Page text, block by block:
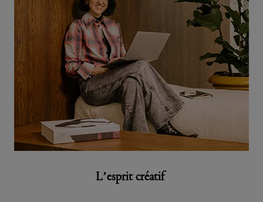
L’esprit créatif